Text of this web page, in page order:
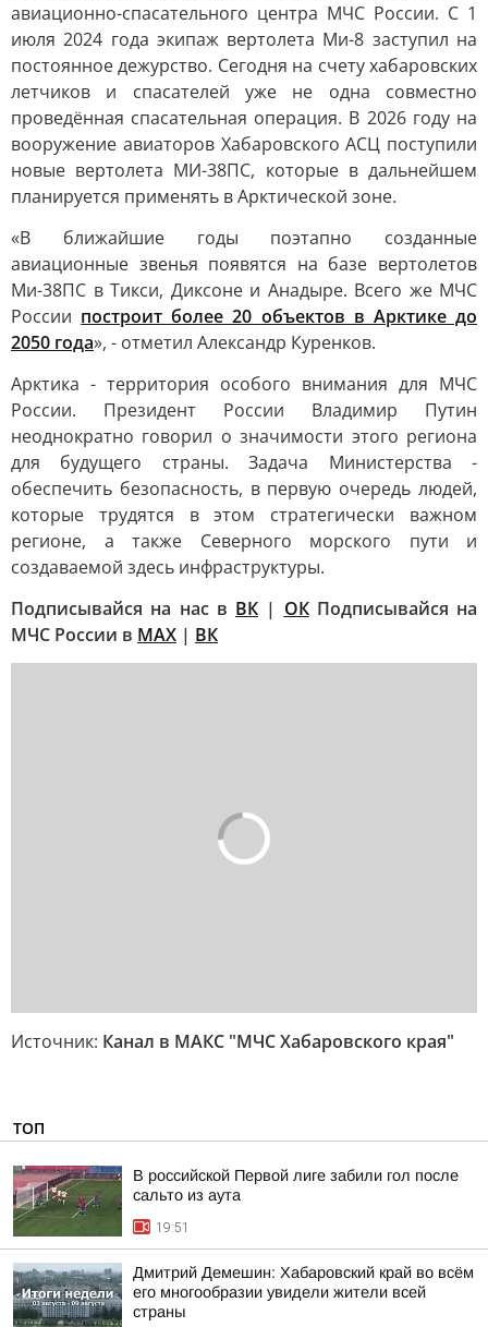
авиационно-спасательного центра МЧС России. С 1
июля 2024 года экипаж вертолета Ми-8 заступил на
постоянное дежурство. Сегодня на счету хабаровских
летчиков и спасателей уже не одна совместно
проведённая спасательная операция. В 2026 году на
вооружение авиаторов Хабаровского АСЦ поступили
новые вертолета МИ-38ПС, которые в дальнейшем
планируется применять в Арктической зоне.
«В ближайшие годы поэтапно созданные
авиационные звенья появятся на базе вертолетов
Ми-38ПС в Тикси, Диксоне и Анадыре. Всего же МЧС
России построит более 20 объектов в Арктике до
2050 года», - отметил Александр Куренков.
Арктика - территория особого внимания для МЧС
России. Президент России Владимир Путин
неоднократно говорил о значимости этого региона
для будущего страны. Задача Министерства -
обеспечить безопасность, в первую очередь людей,
которые трудятся в этом стратегически важном
регионе, а также Северного морского пути и
создаваемой здесь инфраструктуры.
Подписывайся на нас в ВК | ОКПодписывайся на
МЧС России в МАХ | ВК
Источник: Канал в МАКС "МЧС Хабаровского края"
ТОП
В российской Первой лиге забили гол после
сальто из аута
19:51
Дмитрий Демешин: Хабаровский край во всём
его многообразии увидели жители всей
страны